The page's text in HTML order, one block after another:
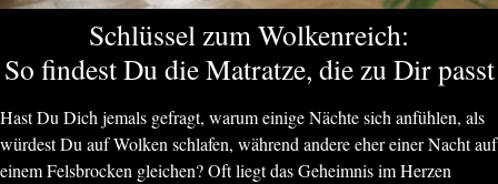
Schlüssel zum Wolkenreich:
So findest Du die Matratze, die zu Dir passt
Hast Du Dich jemals gefragt, warum einige Nächte sich anfühlen, als
würdest Du auf Wolken schlafen, während andere eher einer Nacht auf
einem Felsbrocken gleichen? Oft liegt das Geheimnis im Herzen